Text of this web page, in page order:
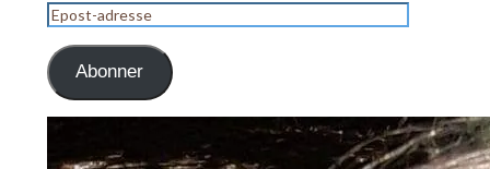
Epost-
adresse
Abonner